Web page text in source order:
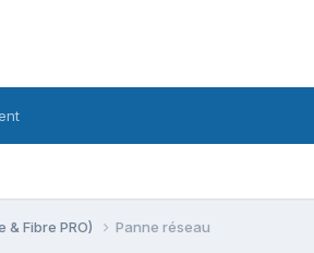
& Fibre PRO) Panne réseau